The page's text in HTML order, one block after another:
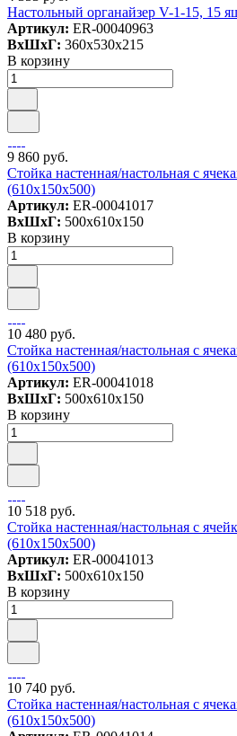
Настольный органайзер V-1-15, 15
Артикул: ER-00040963
ВxШxГ: 360x530x215
В корзину
9 860 руб.
Стойка настенная/настольная с
(610х150х500)
Артикул: ER-00041017
ВxШxГ: 500x610x150
В корзину
10 480 руб.
Стойка настенная/настольная с
(610х150х500)
Артикул: ER-00041018
ВxШxГ: 500x610x150
В корзину
10 518 руб.
Стойка настенная/настольная с
(610х150х500)
Артикул: ER-00041013
ВxШxГ: 500x610x150
В корзину
10 740 руб.
Стойка настенная/настольная с
(610х150х500)